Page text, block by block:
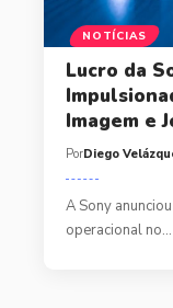
NOTÍCIAS
Lucro da
Imagem e
PorDiego
A Sony
operacional no…